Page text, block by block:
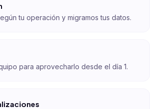
tu operación y migramos tus datos.
para aprovecharlo desde el día 1.